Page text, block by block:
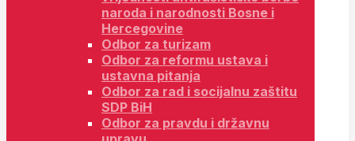
naroda i narodnosti Bosne i
Hercegovine
Odbor za turizam
Odbor za reformu ustava i
ustavna pitanja
Odbor za rad i socijalnu zaštitu
SDP BiH
Odbor za pravdu i državnu